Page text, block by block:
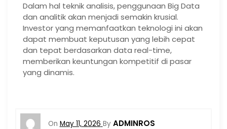
Dalam hal teknik analisis, penggunaan Big Data
dan analitik akan menjadi semakin krusial.
Investor yang memanfaatkan teknologi ini akan
dapat membuat keputusan yang lebih cepat
dan tepat berdasarkan data real-time,
memberikan keuntungan kompetitif di pasar
yang dinamis.
On May 11, 2026 By ADMINROS